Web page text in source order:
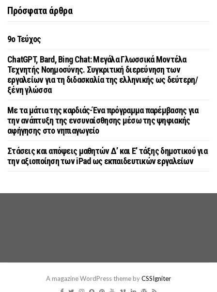
Πρόσφατα άρθρα
9o Τεύχος
ChatGPT, Bard, Bing Chat: Μεγάλα Γλωσσικά Μοντέλα
Τεχνητής Νοημοσύνης. Συγκριτική διερεύνηση των
εργαλείων για τη διδασκαλία της ελληνικής ως δεύτερη/
ξένη γλώσσα
Με τα μάτια της καρδιάς-Ένα πρόγραμμα παρέμβασης για
την ανάπτυξη της ενσυναίσθησης μέσω της ψηφιακής
αφήγησης στο νηπιαγωγείο
Στάσεις και απόψεις μαθητών Δ’ και Ε’ τάξης δημοτικού για
την αξιοποίηση των iPad ως εκπαιδευτικών εργαλείων
A magazine WordPress theme byCSSIgniter